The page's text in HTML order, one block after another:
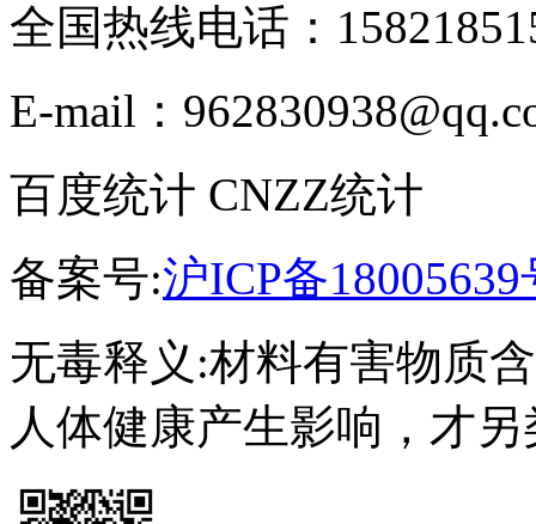
全国热线电话：
E-mail：
百度统计 CNZZ统计
备案号:沪ICP备18005639
无毒释义:材料有害物质
人体健康产生影响，才